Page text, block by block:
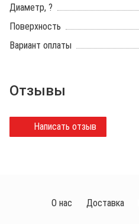
Диаметр, ?
Поверхность
Вариант оплаты
Отзывы
Написать отзыв
О нас Доставка